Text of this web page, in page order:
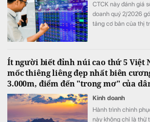
CTCK này đánh giá
doanh quý 2/2026
tảng cơ bản của thị
Ít người biết đỉnh núi cao thứ 5 Việt
mốc thiêng liêng đẹp nhất biên
3.000m, điểm đến "trong mơ" của
Kinh doanh
Hành trình chinh
này không chỉ là thử